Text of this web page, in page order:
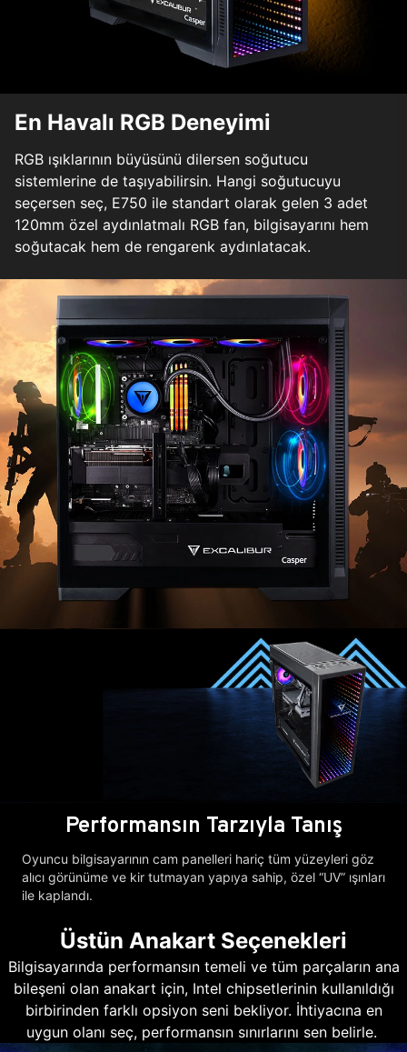
En Havalı RGB Deneyimi
RGB ışıklarının büyüsünü dilersen soğutucu
sistemlerine de taşıyabilirsin. Hangi soğutucuyu
seçersen seç, E750 ile standart olarak gelen 3 adet
120mm özel aydınlatmalı RGB fan, bilgisayarını hem
soğutacak hem de rengarenk aydınlatacak.
Performansın Tarzıyla Tanış
Oyuncu bilgisayarının cam panelleri hariç tüm yüzeyleri göz
alıcı görünüme ve kir tutmayan yapıya sahip, özel “UV” ışınları
ile kaplandı.
Üstün Anakart Seçenekleri
Bilgisayarında performansın temeli ve tüm parçaların ana
bileşeni olan anakart için, Intel chipsetlerinin kullanıldığı
birbirinden farklı opsiyon seni bekliyor. İhtiyacına en
uygun olanı seç, performansın sınırlarını sen belirle.